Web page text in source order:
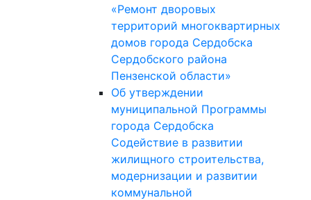
«Ремонт дворовых
территорий многоквартирных
домов города Сердобска
Сердобского района
Пензенской области»
Об утверждении
муниципальной Программы
города Сердобска
Содействие в развитии
жилищного строительства,
модернизации и развитии
коммунальной